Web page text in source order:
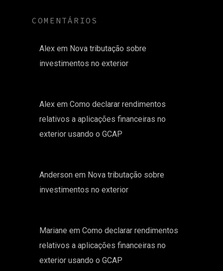
COMENTÁRIOS
Alex em Nova tributação sobre
investimentos no exterior
Alex em Como declarar rendimentos
relativos a aplicações financeiras no
exterior usando o GCAP
Anderson em Nova tributação sobre
investimentos no exterior
Mariane em Como declarar rendimentos
relativos a aplicações financeiras no
exterior usando o GCAP